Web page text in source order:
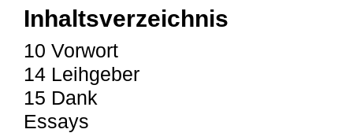
Inhaltsverzeichnis
10 Vorwort
14 Leihgeber
15 Dank
Essays